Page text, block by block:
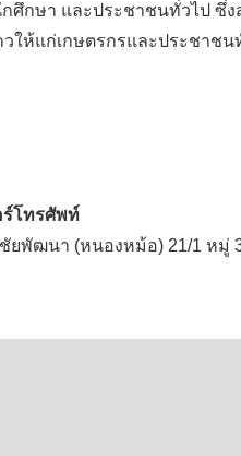
ศึกษา และประชาชนทั่วไป ซึ่
ให้แก่เกษตรกรและประชาชน
ร์โทรศัพท์
พัฒนา (หนองหม้อ) 21/1 หมู่